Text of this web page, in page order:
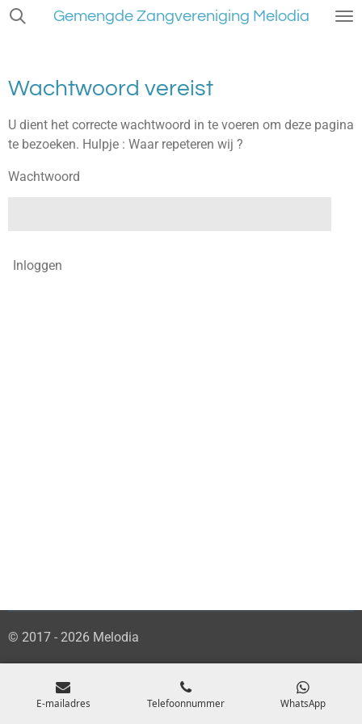
Ga
hoofdinhoud
Gemengde Zangvereniging Melodia
Wachtwoord vereist
U dient het correcte wachtwoord in te voeren om deze pagina
te bezoeken. Hulpje : Waar repeteren wij ?
Wachtwoord
Inloggen
© 2017 - 2026 Melodia
E-mailadres Telefoonnummer WhatsApp